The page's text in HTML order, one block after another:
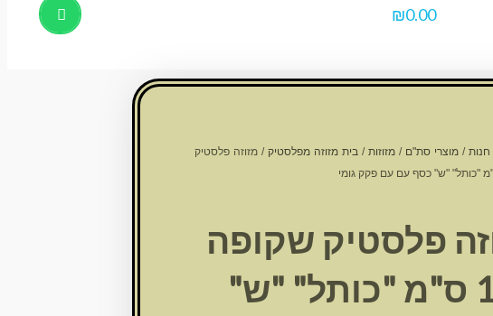
₪0.00
חנות / מוצרי סת"ם / מזוזות / בית מזוזה מפלסטיק / מזוזה פלסטיק
פלסטיק שקופה
12 ס"מ "כותל" "ש"